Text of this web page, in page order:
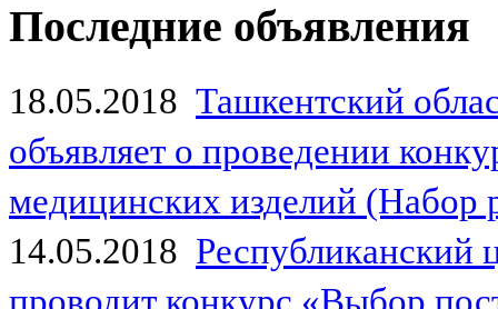
Последние объявления
18.05.2018 Ташкентский
объявляет о проведении
медицинских изделий (Набор
14.05.2018